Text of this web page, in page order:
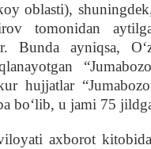
oblasti),
tomonidan
Bunda ayniqsa,
hujjatlar
boʻlib, u jami 75
axborot